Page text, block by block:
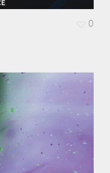
0